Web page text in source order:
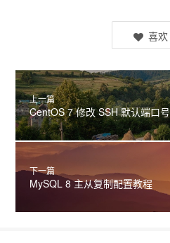
喜欢
上一篇
CentOS 7 修改 SSH 默认端口号
下一篇
MySQL 8 主从复制配置教程